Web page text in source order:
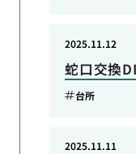
蛇口交換
2025.11.12
台所
2025.11.11